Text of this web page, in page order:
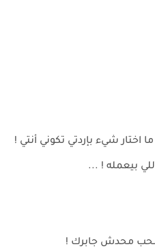
اختار شيء بإردتي تكوني أنتي !
بيعمله ! ...
محدش جابرك !